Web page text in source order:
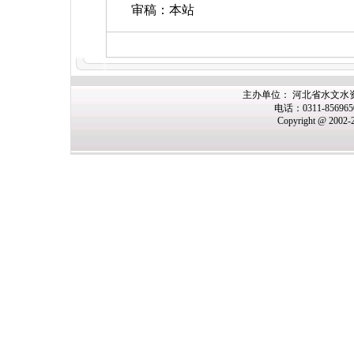
审稿：本站
主办单位： 河北省水文水
电话：0311-
Copyright @ 2002-